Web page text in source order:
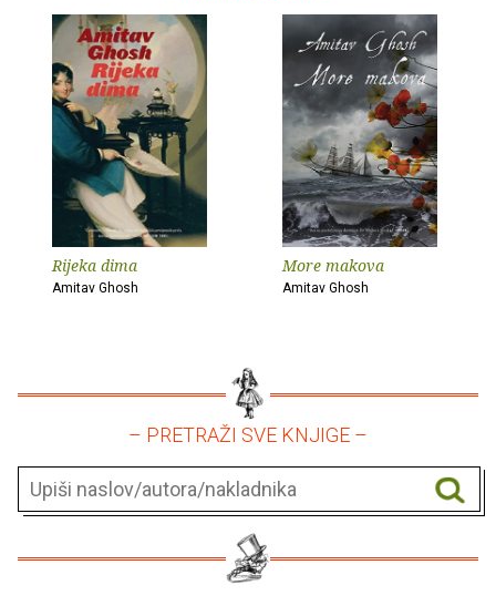
Rijeka dima
Amitav Ghosh
More makova
Amitav Ghosh
– PRETRAŽI SVE KNJIGE –